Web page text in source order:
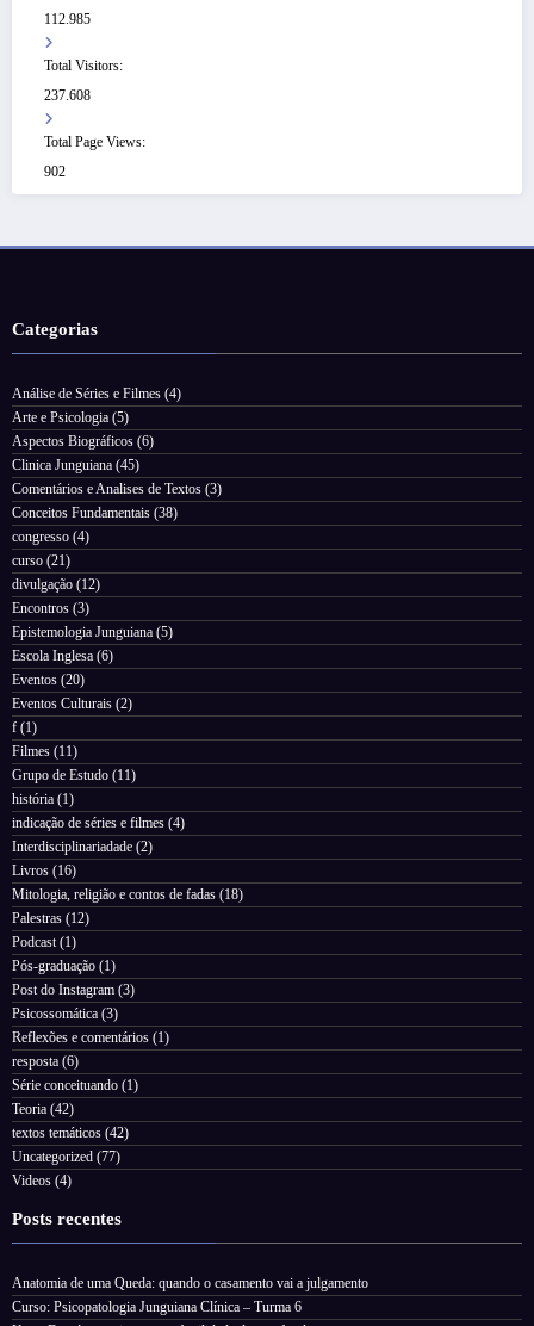
112.985
Total Visitors:
237.608
Total Page Views:
902
Categorias
Análise de Séries e Filmes (4)
Arte e Psicologia (5)
Aspectos Biográficos (6)
Clinica Junguiana (45)
Comentários e Analises de Textos (3)
Conceitos Fundamentais (38)
congresso (4)
curso (21)
divulgação (12)
Encontros (3)
Epistemologia Junguiana (5)
Escola Inglesa (6)
Eventos (20)
Eventos Culturais (2)
f (1)
Filmes (11)
Grupo de Estudo (11)
história (1)
indicação de séries e filmes (4)
Interdisciplinariadade (2)
Livros (16)
Mitologia, religião e contos de fadas (18)
Palestras (12)
Podcast(1)
Pós-graduação (1)
Post do Instagram (3)
Psicossomática (3)
Reflexões e comentários (1)
resposta (6)
Série conceituando (1)
Teoria (42)
textos temáticos (42)
Uncategorized (77)
Videos (4)
Posts recentes
Anatomia de uma Queda: quando o casamento vai a julgamento
Curso: Psicopatologia Junguiana Clínica – Turma 6